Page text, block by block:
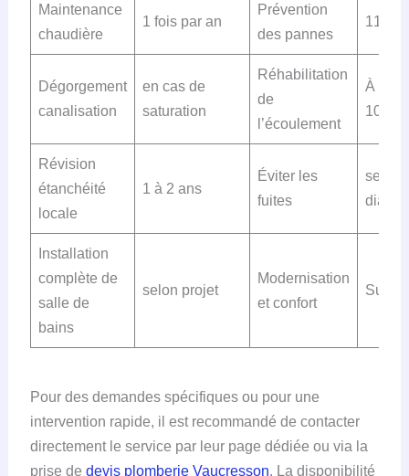
Maintenance
chaudière
1 fois par an
Prévention
des pannes
110€
Dégorgement
canalisation
en cas de
saturation
Réhabilitation
de
l’écoulement
À
100€
Révision
étanchéité
locale
1 à 2 ans
Éviter les
fuites
selon
Installation
complète de
salle de
bains
selon projet
Modernisation
et confort
Sur
Pour des demandes spécifiques ou pour une
intervention rapide, il est recommandé de contacter
directement le service par leur page dédiée ou via la
prise de devis plomberie Vaucresson. La disponibilité